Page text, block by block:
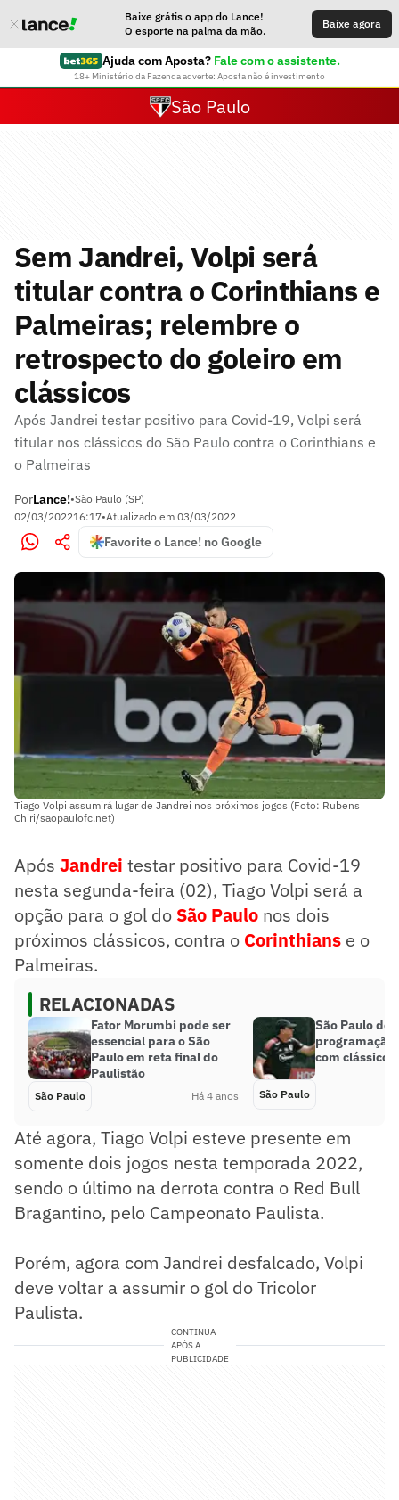
Baixe grátis o app do Lance!
O esporte na palma da mão.
Baixe agora
Ajuda com Aposta? Fale com o assistente.
18+ Ministério da Fazenda adverte: Aposta não é investimento
São Paulo
Sem Jandrei, Volpi será
titular contra o Corinthians e
Palmeiras; relembre o
retrospecto do goleiro em
clássicos
Após Jandrei testar positivo para Covid-19, Volpi será
titular nos clássicos do São Paulo contra o Corinthians e
o Palmeiras
PorLance!•São Paulo (SP)
02/03/202216:17•Atualizado em 03/03/2022
Favorite o Lance! no Google
Tiago Volpi assumirá lugar de Jandrei nos próximos jogos (Foto: Rubens
Chiri/saopaulofc.net)
Após Jandrei testar positivo para Covid-19
nesta segunda-feira (02), Tiago Volpi será a
opção para o gol do São Paulo nos dois
próximos clássicos, contra o Corinthians e o
Palmeiras.
RELACIONADAS
Fator Morumbi pode ser
essencial para o São
Paulo em reta final do
Paulistão
São Paulo Há 4 anos
São Paulo
programação
com clássico;
São Paulo
Até agora, Tiago Volpi esteve presente em
somente dois jogos nesta temporada 2022,
sendo o último na derrota contra o Red Bull
Bragantino, pelo Campeonato Paulista.
Porém, agora com Jandrei desfalcado, Volpi
deve voltar a assumir o gol do Tricolor
Paulista.
CONTINUA
APÓS A
PUBLICIDADE